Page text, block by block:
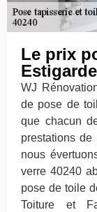
Le prix
Estigarde
WJ
de pose de
que chacun
prestations
nous
verre 40240
pose de toile
Toiture et